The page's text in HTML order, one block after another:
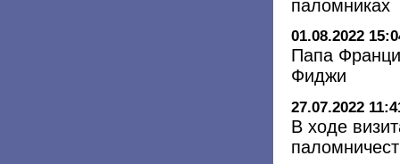
паломниках
01.08.2022
Папа
Фиджи
27.07.2022
В ходе